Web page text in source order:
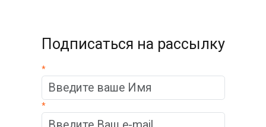
Подписаться на рассылку
*
*